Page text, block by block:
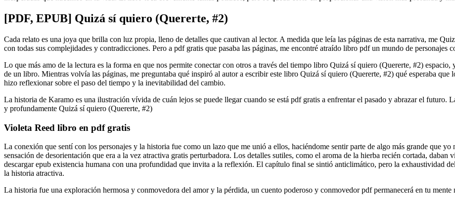
[PDF, EPUB] Quizá sí quiero (Quererte, #2)
Cada relato es una joya que brilla con luz propia, lleno de detalles que cautivan al lector. A medida que leía las páginas de esta narrativa, me
con todas sus complejidades y contradicciones. Pero a pdf gratis que pasaba las páginas, me encontré atraído libro pdf un mundo de personajes
Lo que más amo de la lectura es la forma en que nos permite conectar con otros a través del tiempo libro Quizá sí quiero (Quererte, #2)
de un libro. Mientras volvía las páginas, me preguntaba qué inspiró al autor a escribir este libro Quizá sí quiero (Quererte, #2) qué esperaba
hizo reflexionar sobre el paso del tiempo y la inevitabilidad del cambio.
La historia de Karamo es una ilustración vívida de cuán lejos se puede llegar cuando se está pdf gratis a enfrentar el pasado y abrazar el
y profundamente Quizá sí quiero (Quererte, #2)
Violeta Reed libro en pdf gratis
La conexión que sentí con los personajes y la historia fue como un lazo que me unió a ellos, haciéndome sentir parte de algo más grande que
sensación de desorientación que era a la vez atractiva gratis perturbadora. Los detalles sutiles, como el aroma de la hierba recién cortada, daban
descargar epub existencia humana con una profundidad que invita a la reflexión. El capítulo final se sintió anticlimático, pero la exhaustividad
la historia atractiva.
La historia fue una exploración hermosa y conmovedora del amor y la pérdida, un cuento poderoso y conmovedor pdf permanecerá en tu mente